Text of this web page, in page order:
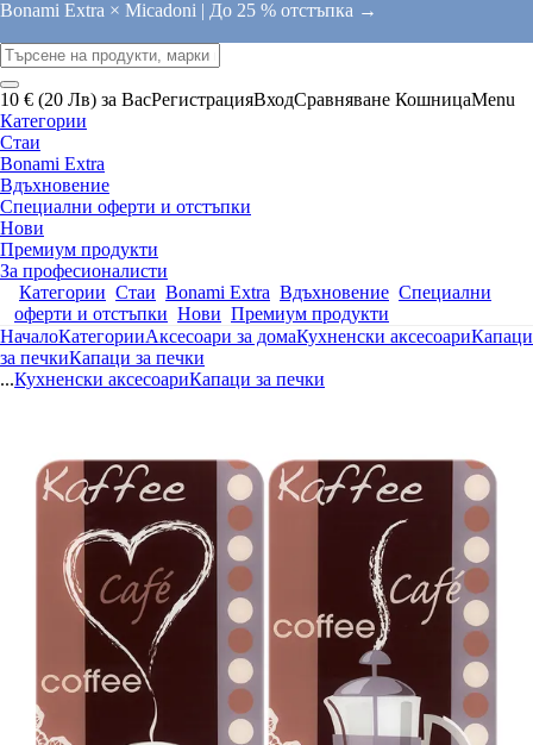
Bonami Extra × Micadoni | До 25 % отстъпка →
10 € (20 Лв) за ВасРегистрацияВходСравняване КошницаMenu
Категории
Стаи
Bonami Extra
Вдъхновение
Специални оферти и отстъпки
Нови
Премиум продукти
За професионалисти
Категории Стаи Bonami Extra Вдъхновение Специални
оферти и отстъпки Нови Премиум продукти
НачалоКатегорииАксесоари за домаКухненски аксесоариКапаци
за печкиКапаци за печки
...Кухненски аксесоариКапаци за печки